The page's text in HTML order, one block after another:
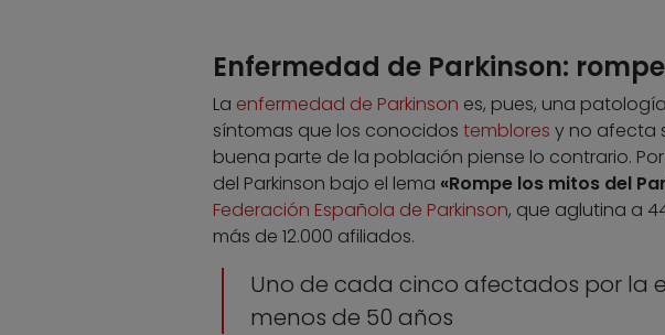
Enfermedad de Parkinson:
La enfermedad de Parkinson es, pues, una
síntomas que los conocidos temblores y no afecta
buena parte de la población piense lo contrario. Por
del Parkinson bajo el lema «Rompe los mitos del
Federación Española de Parkinson, que aglutina a
más de 12.000 afiliados.
Uno de cada cinco afectados por la
menos de 50 años